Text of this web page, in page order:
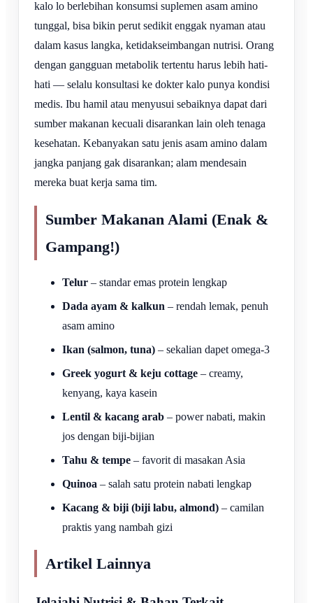
kalo lo berlebihan konsumsi suplemen asam amino
tunggal, bisa bikin perut sedikit enggak nyaman atau
dalam kasus langka, ketidakseimbangan nutrisi. Orang
dengan gangguan metabolik tertentu harus lebih hati-
hati — selalu konsultasi ke dokter kalo punya kondisi
medis. Ibu hamil atau menyusui sebaiknya dapat dari
sumber makanan kecuali disarankan lain oleh tenaga
kesehatan. Kebanyakan satu jenis asam amino dalam
jangka panjang gak disarankan; alam mendesain
mereka buat kerja sama tim.
Sumber Makanan Alami (Enak &
Gampang!)
Telur – standar emas protein lengkap
Dada ayam & kalkun – rendah lemak, penuh
asam amino
Ikan (salmon, tuna) – sekalian dapet omega-3
Greek yogurt & keju cottage – creamy,
kenyang, kaya kasein
Lentil & kacang arab – power nabati, makin
jos dengan biji-bijian
Tahu & tempe – favorit di masakan Asia
Quinoa – salah satu protein nabati lengkap
Kacang & biji (biji labu, almond) – camilan
praktis yang nambah gizi
Artikel Lainnya